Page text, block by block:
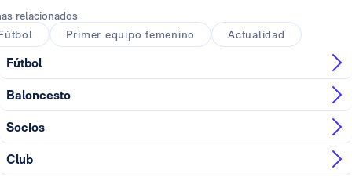
relacionados
Primer equipo femenino Actualidad
Fútbol
Baloncesto
Socios
Club